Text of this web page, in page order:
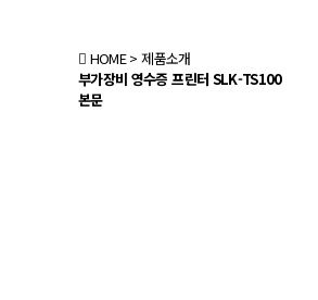
HOME> 제품소개
부가장비 영수증 프린터 SLK-TS100
본문